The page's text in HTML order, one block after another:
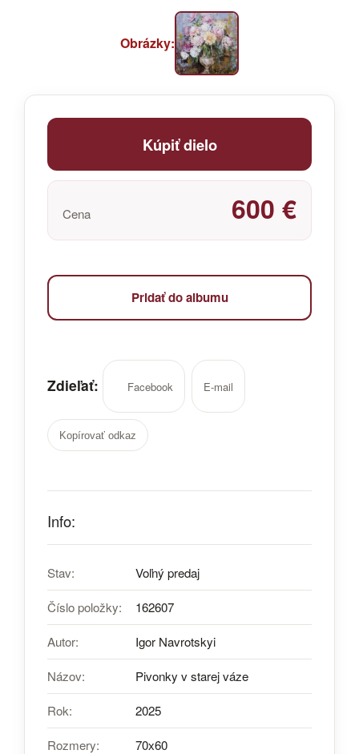
Obrázky:
Kúpiť dielo
Cena 600 €
Pridať do albumu
Zdieľať: Facebook E-mail
Kopírovať odkaz
Info:
Stav: Voľný predaj
Číslo položky: 162607
Autor: Igor Navrotskyi
Názov: Pivonky v starej váze
Rok: 2025
Rozmery: 70х60